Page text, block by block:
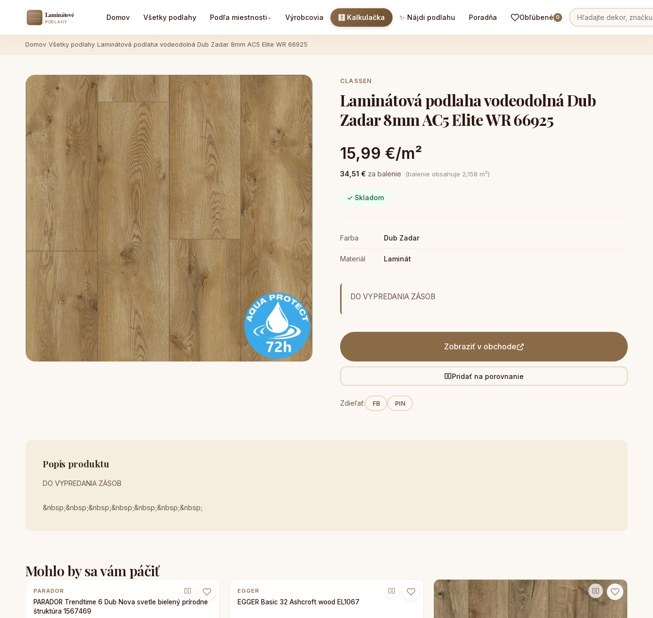
Domov Všetky podlahy Podľa miestnosti ⌄ Výrobcovia 🧮 Kalkulačka ✨ Nájdi podlahu Poradňa Obľúbené 0
Domov Všetky podlahy Laminátová podlaha vodeodolná Dub Zadar 8mm AC5 Elite WR 66925
CLASSEN
Laminátová podlaha vodeodolná Dub
Zadar 8mm AC5 Elite WR 66925
15,99 €/m²
34,51 € za balenie (balenie obsahuje 2,158 m²)
✓ Skladom
Farba Dub Zadar
Materiál Laminát
DO VYPREDANIA ZÁSOB
Zobraziť v obchode
Pridať na porovnanie
Zdieľať: FB PIN
Popis produktu
DO VYPREDANIA ZÁSOB
&nbsp;&nbsp;&nbsp;&nbsp;&nbsp;&nbsp;&nbsp;
Mohlo by sa vám páčiť
PARADOR
PARADOR Trendtime 6 Dub Nova svetle bielený prírodné
štruktúra 1567469
EGGER
EGGER Basic 32 Ashcroft wood EL1067